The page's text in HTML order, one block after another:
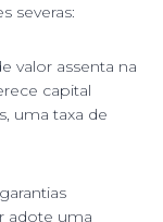
severas:
valor assenta na
capital
uma taxa de
adote uma